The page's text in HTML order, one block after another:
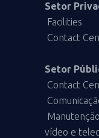
Setor
Facilities
Contact
Setor
Contact
vídeo e